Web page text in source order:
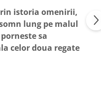
istoria omenirii,
lung pe malul
sa
celor doua regate